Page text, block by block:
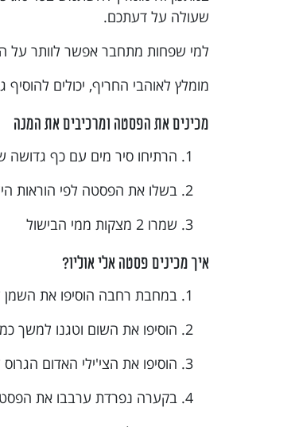
שעולה על דעתכם.
למי שפחות מתחבר אפשר לוותר על
מומלץ לאוהבי החריף, יכולים להוסיף
מכינים את הפסטה ומרכיבים את המנה
הרתיחו סיר מים עם כף גדושה
בשלו את הפסטה לפי הוראות
שמרו 2 מצקות ממי הבישול
איך מכינים פסטה אלי אוליו?
במחבת רחבה הוסיפו את השמן
הוסיפו את השום וטגנו
הוסיפו את הצי'ילי האדום
בקערה נפרדת ערבבו את